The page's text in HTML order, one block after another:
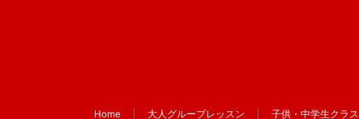
Home 大人グループレッスン 子供・中学生クラス